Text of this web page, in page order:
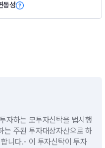
동성
자하는 모투자신탁을 법시행
주된 투자대상자산으로 하
니다.- 이 투자신탁이 투자